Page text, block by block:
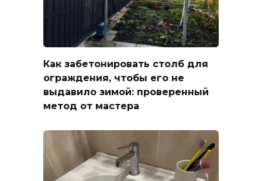
Как забетонировать столб для
ограждения, чтобы его не
выдавило зимой: проверенный
метод от мастера